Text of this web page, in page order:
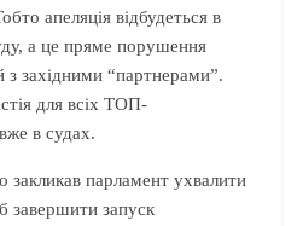
апеляція відбудеться в
а це пряме порушення
з західними “партнерами”.
для всіх ТОП-
в судах.
парламент ухвалити
завершити запуск